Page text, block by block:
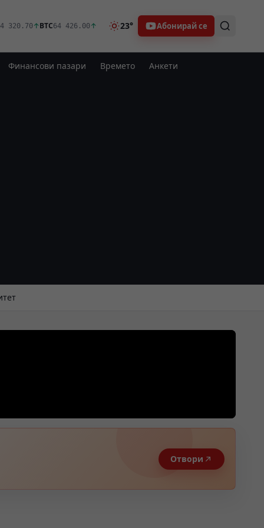
4 320.70↑BTC64 426.00↑ 23° Абонирай се
Финансови пазари Времето Анкети
Отвори